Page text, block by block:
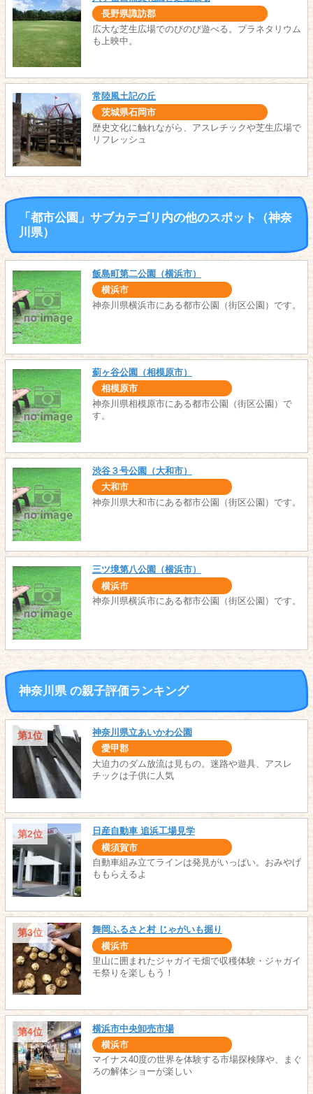
長野県諏訪郡
広大な芝生広場でのびのび遊べる。プラネタリウム
も上映中。
常陸風土記の丘
茨城県石岡市
歴史文化に触れながら、アスレチックや芝生広場で
リフレッシュ
「都市公園」サブカテゴリ内の他のスポット（神奈
川県）
飯島町第二公園（横浜市）
横浜市
神奈川県横浜市にある都市公園（街区公園）です。
薊ヶ谷公園（相模原市）
相模原市
神奈川県相模原市にある都市公園（街区公園）で
す。
渋谷３号公園（大和市）
大和市
神奈川県大和市にある都市公園（街区公園）です。
三ツ境第八公園（横浜市）
横浜市
神奈川県横浜市にある都市公園（街区公園）です。
神奈川県 の親子評価ランキング
第1位 神奈川県立あいかわ公園
愛甲郡
大迫力のダム放流は見もの。迷路や遊具、アスレ
チックは子供に人気
第2位 日産自動車 追浜工場見学
横須賀市
自動車組み立てラインは発見がいっぱい。おみやげ
ももらえるよ
第3位 舞岡ふるさと村 じゃがいも掘り
横浜市
里山に囲まれたジャガイモ畑で収穫体験・ジャガイ
モ祭りを楽しもう！
第4位 横浜市中央卸売市場
横浜市
マイナス40度の世界を体験する市場探検隊や、まぐ
ろの解体ショーが楽しい